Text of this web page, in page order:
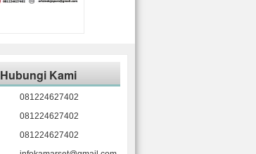
Hubungi Kami
081224627402
081224627402
081224627402